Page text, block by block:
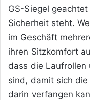
GS-Siegel geachtet
Sicherheit steht.
im Geschäft
ihren Sitzkomfort
dass die
sind, damit sich die
darin verfangen